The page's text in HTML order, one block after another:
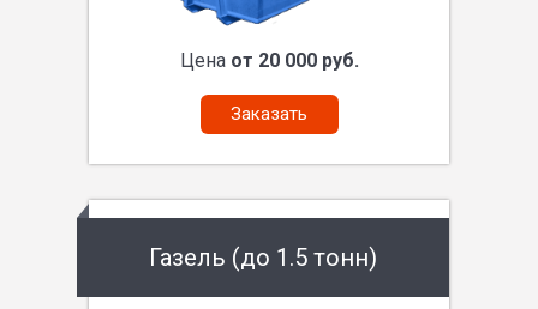
Цена от 20 000 руб.
Заказать
Газель (до 1.5 тонн)